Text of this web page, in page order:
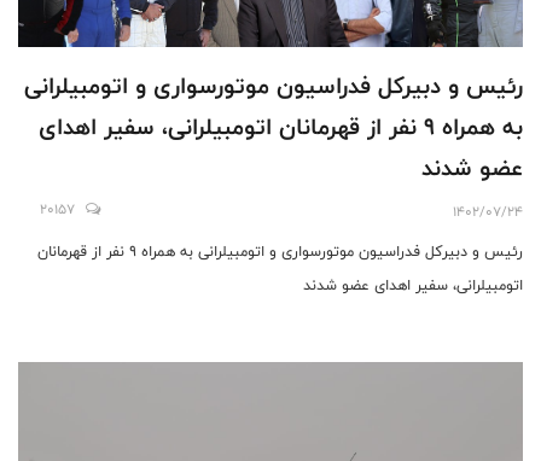
رئیس و دبیرکل فدراسیون موتورسواری و اتومبیلرانی
به همراه ۹ نفر از قهرمانان اتومبیلرانی، سفیر اهدای
عضو شدند
1402/07/24
20157
رئیس و دبیرکل فدراسیون موتورسواری و اتومبیلرانی به همراه ۹ نفر از قهرمانان
اتومبیلرانی، سفیر اهدای عضو شدند